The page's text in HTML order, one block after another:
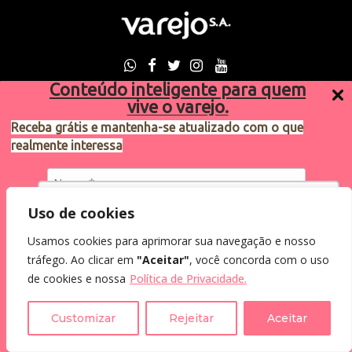
Conteúdo inteligente para quem
vive o varejo.
Receba grátis e mantenha-se atualizado com o que
realmente interessa
Eu concordo em receber comunicações.
Ao informar meus dados, eu concordo com a
Assine a Newsletter
Utilizamos cookies para oferecer melhor
como você interage em nosso site e
personalizar conteúdo.
Uso de cookies
Usamos cookies para aprimorar sua navegação e nosso
tráfego. Ao clicar em "Aceitar", você concorda com o uso
de cookies e nossa Política de Privacidade.
Customizar Rejeitar Aceitar
Sugestões de pauta
varejosa@cndl.org.br
2024®. Todos os direitos reservados.